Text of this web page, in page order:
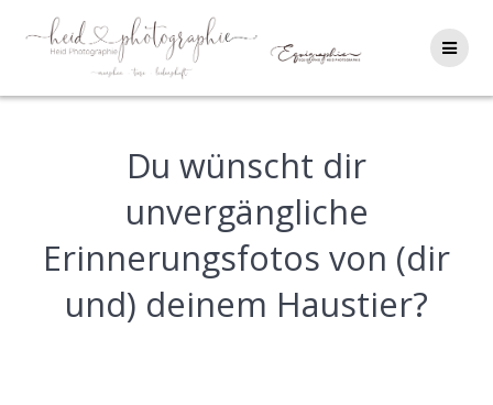
Inhalt
springen
Du wünscht dir
unvergängliche
Erinnerungsfotos von (dir
und) deinem Haustier?